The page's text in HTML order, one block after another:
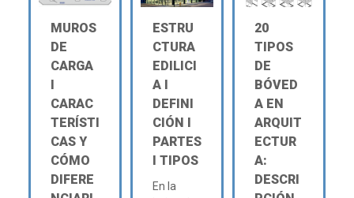
MUROS
DE
CARGA
CARAC
TERÍSTI
CAS Y
CÓMO
DIFERE
ESTRU
CTURA
EDILICI
A Ι
DEFINI
CIÓN Ι
PARTES
Ι TIPOS
En la
20
TIPOS
DE
BÓVED
A EN
ARQUIT
ECTUR
A:
DESCRI